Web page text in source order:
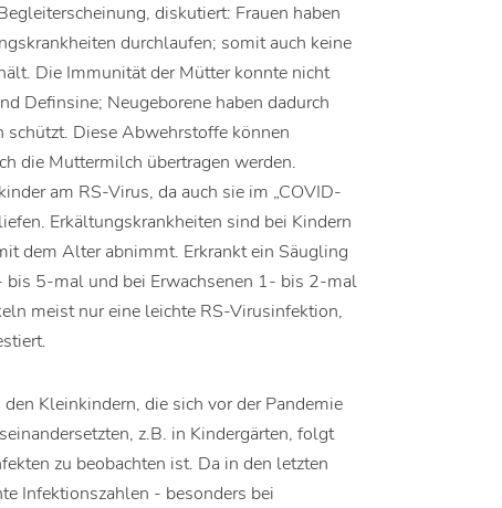
diskutiert: Frauen haben
durchlaufen; somit auch keine
Die Immunität der Mütter konnte nicht
Definsine; Neugeborene haben dadurch
schützt. Diese Abwehrstoffe können
die Muttermilch übertragen werden.
am RS-Virus, da auch sie im „COVID-
Erkältungskrankheiten sind bei Kindern
dem Alter abnimmt. Erkrankt ein Säugling
5-mal und bei Erwachsenen 1- bis 2-mal
meist nur eine leichte RS-Virusinfektion,
Kleinkindern, die sich vor der Pandemie
z.B. in Kindergärten, folgt
zu beobachten ist. Da in den letzten
Infektionszahlen - besonders bei